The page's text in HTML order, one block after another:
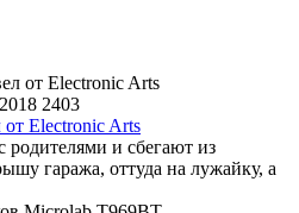
2403
Electronic Arts
родителями и сбегают из
гаража, оттуда на лужайку, а